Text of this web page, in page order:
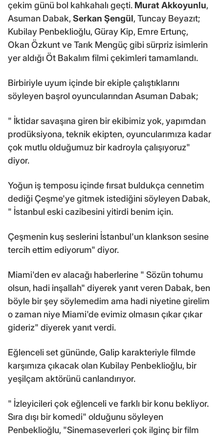
çekim günü bol kahkahalı geçti. Murat Akkoyunlu,
Asuman Dabak,Serkan Şengül, Tuncay Beyazıt;
Kubilay Penbeklioğlu, Güray Kip, Emre Ertunç,
Okan Özkunt ve Tarık Mengüç gibi sürpriz isimlerin
yer aldığı Öt Bakalım filmi çekimleri tamamlandı.
Birbiriyle uyum içinde bir ekiple çalıştıklarını
söyleyen başrol oyuncularından Asuman Dabak;
" İktidar savaşına giren bir ekibimiz yok, yapımdan
prodüksiyona, teknik ekipten, oyuncularımıza kadar
çok mutlu olduğumuz bir kadroyla çalışıyoruz"
diyor.
Yoğun iş temposu içinde fırsat buldukça cennetim
dediği Çeşme'ye gitmek istediğini söyleyen Dabak,
" İstanbul eski cazibesini yitirdi benim için.
Çeşmenin kuş seslerini İstanbul'un klankson sesine
tercih ettim ediyorum" diyor.
Miami'den ev alacağı haberlerine " Sözün tohumu
olsun, hadi inşallah" diyerek yanıt veren Dabak, ben
böyle bir şey söylemedim ama hadi niyetine girelim
o zaman niye Miami'de evimiz olmasın çıkar çıkar
gideriz" diyerek yanıt verdi.
Eğlenceli set gününde, Galip karakteriyle filmde
karşımıza çıkacak olan Kubilay Penbeklioğlu, bir
yeşilçam aktörünü canlandırıyor.
" İzleyicileri çok eğlenceli ve farklı bir konu bekliyor.
Sıra dışı bir komedi" olduğunu söyleyen
Penbeklioğlu, "Sinemaseverleri çok ilginç bir film